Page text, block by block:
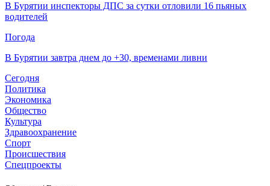
В Бурятии инспекторы ДПС за сутки отловили 16 пьяных
водителей
Погода
В Бурятии завтра днем до +30, временами ливни
Сегодня
Политика
Экономика
Общество
Культура
Здравоохранение
Спорт
Происшествия
Спецпроекты